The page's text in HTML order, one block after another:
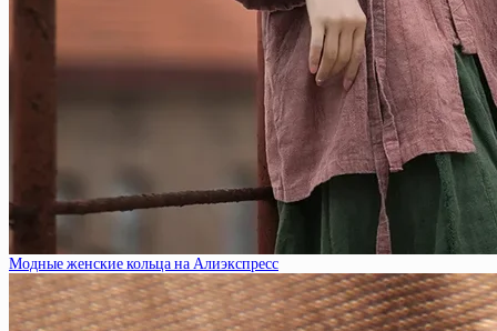
Модные женские кольца на Алиэкспресс